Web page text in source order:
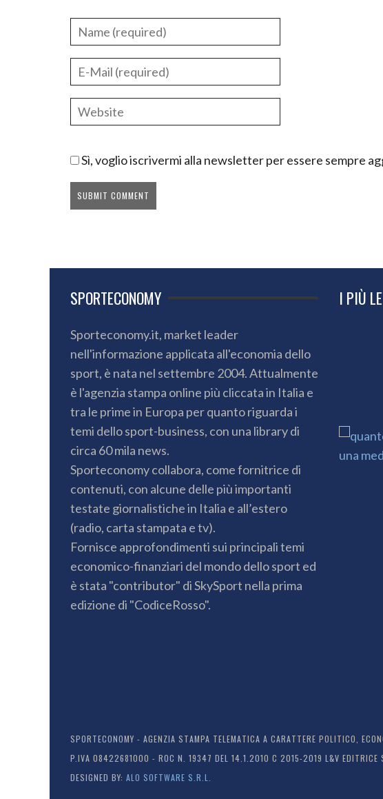
Sì, voglio iscrivermi alla newsletter per essere sempre
SPORTECONOMY
Sporteconomy.it, market leader
nell'informazione applicata all'economia dello
sport, è nata nel settembre 2004. Attualmente
è l'agenzia stampa online più cliccata in Italia e
tra le prime in Europa per quanto riguarda i
temi dello sport-business, con una library di
circa 60 mila news.
Sporteconomy collabora, come fornitrice di
contenuti, con alcune delle più importanti
testate giornalistiche in Italia e all’estero
(radio, carta stampata e tv).
Fornisce approfondimenti sui principali temi
economico-finanziari del mondo dello sport ed
è stata "contributor" di SkySport nella prima
edizione di "CodiceRosso".
I PIÙ
SPORTECONOMY - AGENZIA STAMPA TELEMATICA A CARATTERE POLITICO,
P.IVA 08422681000 - ROC N. 19347 DEL 14.1.2010 C 2015-2019 L&V EDITRICE
DESIGNED BY: ALO SOFTWARE S.R.L.